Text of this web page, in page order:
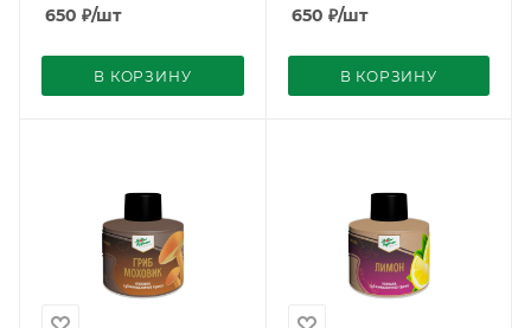
650 ₽/шт
В КОРЗИНУ
650 ₽/шт
В КОРЗИНУ